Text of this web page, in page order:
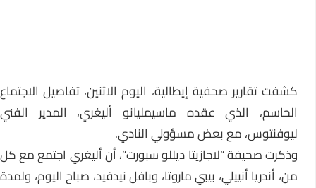
كشفت تقارير صحفية إيطالية، اليوم الاثنين، تفاصيل الاجتماع
الحاسم، الذي عقده ماسيمليانو أليغري، المدير الفني
ليوفنتوس، مع بعض مسؤولي النادي.
وذكرت صحيفة “لاجازيتا ديللو سبورت”، أن أليغري اجتمع مع كل
من، أندريا أنييلي، بيبي ماروتا، وبافل نيدفيد، صباح اليوم، ولمدة